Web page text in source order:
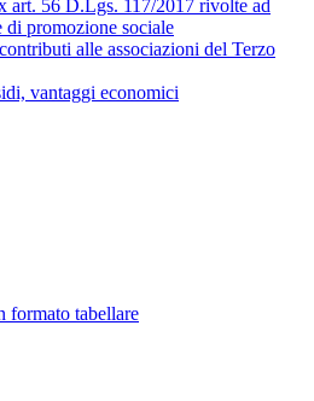
art. 56 D.Lgs. 117/2017 rivolte ad
di promozione sociale
alle associazioni del Terzo
vantaggi economici
formato tabellare